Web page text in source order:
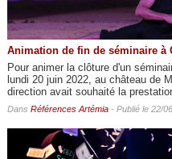
Animation de fin de séminaire à
Pour animer la clôture d'un
lundi 20 juin 2022, au château de
direction avait souhaité la
Dans Références Artémia- Publié le 22/